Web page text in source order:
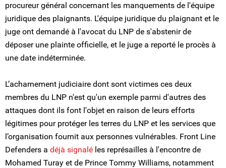
procureur général concernant les manquements de l'équipe
juridique des plaignants. L'équipe juridique du plaignant et le
juge ont demandé à l'avocat du LNP de s'abstenir de
déposer une plainte officielle, et le juge a reporté le procès à
une date indéterminée.
L’acharnement judiciaire dont sont victimes ces deux
membres du LNP n'est qu'un exemple parmi d'autres des
attaques dont ils font l'objet en raison de leurs efforts
légitimes pour protéger les terres du LNP et les services que
l’organisation fournit aux personnes vulnérables. Front Line
Defenders a déjà signalé les représailles à l'encontre de
Mohamed Turay et de Prince Tommy Williams, notamment